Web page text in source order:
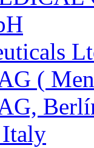
(
Italy